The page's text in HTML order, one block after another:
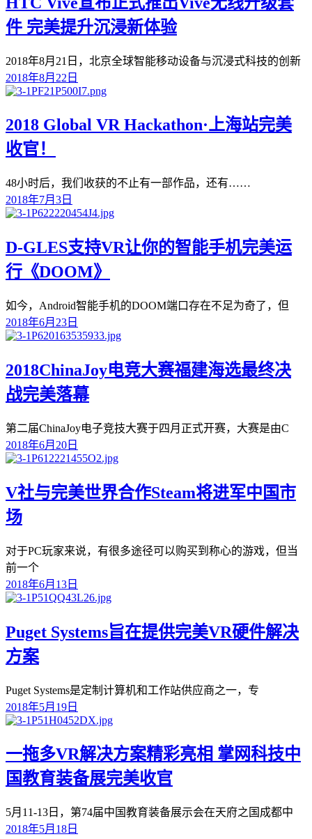
件 完美提升沉浸新体验
2018年8月21日，北京全球智能移动设备与沉浸式科技的创新
2018年8月22日
2018 Global VR Hackathon·上海站完美
收官！
48小时后，我们收获的不止有一部作品，还有……
2018年7月3日
D-GLES支持VR让你的智能手机完美运
行《DOOM》
如今，Android智能手机的DOOM端口存在不足为奇了，但
2018年6月23日
2018ChinaJoy电竞大赛福建海选最终决
战完美落幕
第二届ChinaJoy电子竞技大赛于四月正式开赛，大赛是由C
2018年6月20日
V社与完美世界合作Steam将进军中国市
场
对于PC玩家来说，有很多途径可以购买到称心的游戏，但当
前一个
2018年6月13日
Puget Systems旨在提供完美VR硬件解决
方案
Puget Systems是定制计算机和工作站供应商之一，专
2018年5月19日
一拖多VR解决方案精彩亮相 掌网科技中
国教育装备展完美收官
5月11-13日，第74届中国教育装备展示会在天府之国成都中
2018年5月18日